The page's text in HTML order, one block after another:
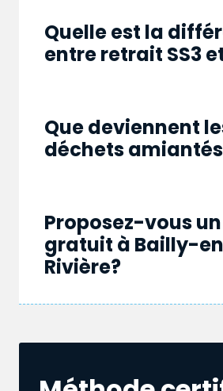
Quelle est la
entre retrait SS3
Que deviennent
déchets
Proposez-vous
gratuit à Bailly-
Rivière?